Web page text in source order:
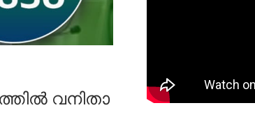
വനിതാ